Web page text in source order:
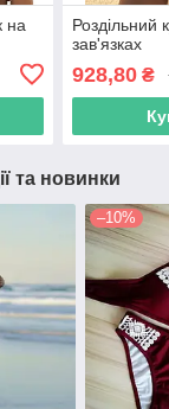
на
Роздільний
зав'язках
928,80₴
та новинки
–10%